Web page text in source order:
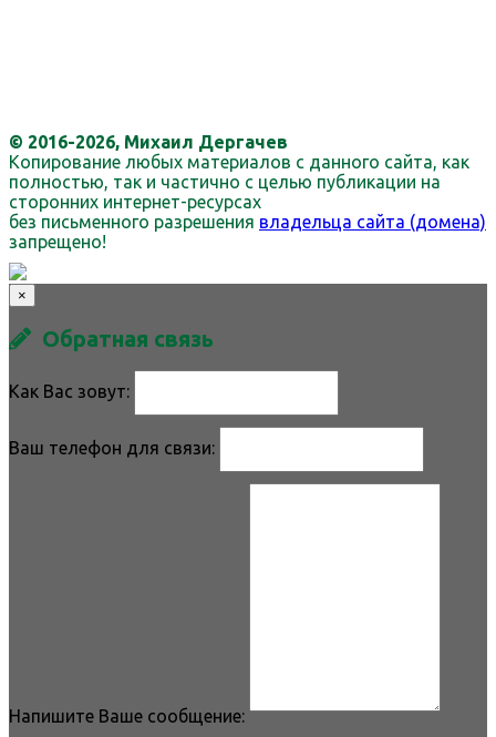
© 2016-2026, Михаил Дергачев
Копирование любых материалов с данного сайта, как
полностью, так и частично с целью публикации на
сторонних интернет-ресурсах
без письменного разрешения владельца сайта (домена)
запрещено!
×
Обратная связь
Как Вас зовут:
Ваш телефон для связи:
Напишите Ваше сообщение: